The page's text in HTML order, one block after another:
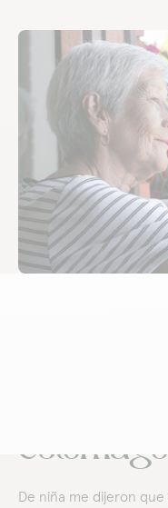
estómago
De niña me dijeron que